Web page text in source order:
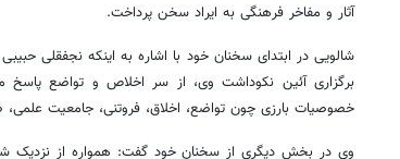
آثار و مفاخر فرهنگی به ایراد سخن پرداخت.
شالویی در ابتدای سخنان خود با اشاره به اینکه نجفقلی
برگزاری آئین نکوداشت وی، از سر اخلاص و تواضع
خصوصیات بارزی چون تواضع، اخلاق، فروتنی، جامعیت
وی در بخش دیگری از سخنان خود گفت: همواره از نزدیک